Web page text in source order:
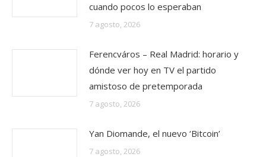
cuando pocos lo esperaban
7 agosto, 2026
Ferencváros – Real Madrid: horario y
dónde ver hoy en TV el partido
amistoso de pretemporada
7 agosto, 2026
Yan Diomande, el nuevo ‘Bitcoin’
7 agosto, 2026